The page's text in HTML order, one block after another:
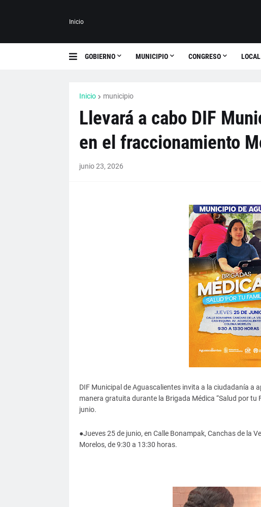
Inicio
GOBIERNO MUNICIPIO CONGRESO LOCAL
Inicio municipio
Llevará a cabo DIF
en el fraccionamiento
junio 23, 2026
DIF Municipal de Aguascalientes invita a la ciudadanía a
manera gratuita durante la Brigada Médica “Salud por tu
junio.
●Jueves 25 de junio, en Calle Bonampak, Canchas de la
Morelos, de 9:30 a 13:30 horas.